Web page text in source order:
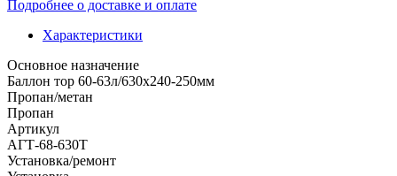
Подробнее о доставке и оплате
Характеристики
Основное назначение
Баллон тор 60-63л/630х240-250мм
Пропан/метан
Пропан
Артикул
АГТ-68-630Т
Установка/ремонт